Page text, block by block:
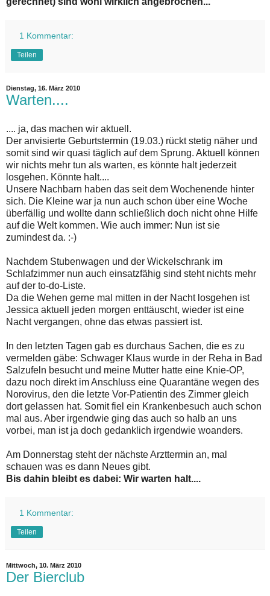
1 Kommentar:
Teilen
Dienstag, 16. März 2010
Warten....
.... ja, das machen wir aktuell.
Der anvisierte Geburtstermin (19.03.) rückt stetig näher und
somit sind wir quasi täglich auf dem Sprung. Aktuell können
wir nichts mehr tun als warten, es könnte halt jederzeit
losgehen. Könnte halt....
Unsere Nachbarn haben das seit dem Wochenende hinter
sich. Die Kleine war ja nun auch schon über eine Woche
überfällig und wollte dann schließlich doch nicht ohne Hilfe
auf die Welt kommen. Wie auch immer: Nun ist sie
zumindest da. :-)
Nachdem Stubenwagen und der Wickelschrank im
Schlafzimmer nun auch einsatzfähig sind steht nichts mehr
auf der to-do-Liste.
Da die Wehen gerne mal mitten in der Nacht losgehen ist
Jessica aktuell jeden morgen enttäuscht, wieder ist eine
Nacht vergangen, ohne das etwas passiert ist.
In den letzten Tagen gab es durchaus Sachen, die es zu
vermelden gäbe: Schwager Klaus wurde in der Reha in Bad
Salzufeln besucht und meine Mutter hatte eine Knie-OP,
dazu noch direkt im Anschluss eine Quarantäne wegen des
Norovirus, den die letzte Vor-Patientin des Zimmer gleich
dort gelassen hat. Somit fiel ein Krankenbesuch auch schon
mal aus. Aber irgendwie ging das auch so halb an uns
vorbei, man ist ja doch gedanklich irgendwie woanders.
Am Donnerstag steht der nächste Arzttermin an, mal
schauen was es dann Neues gibt.
Bis dahin bleibt es dabei: Wir warten halt....
1 Kommentar:
Teilen
Mittwoch, 10. März 2010
Der Bierclub